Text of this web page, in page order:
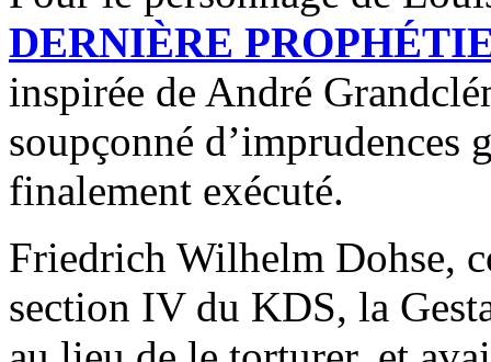
DERNIÈRE
inspirée de André
soupçonné d’imprudences
finalement exécuté.
Friedrich Wilhelm Dohse,
section IV du KDS, la